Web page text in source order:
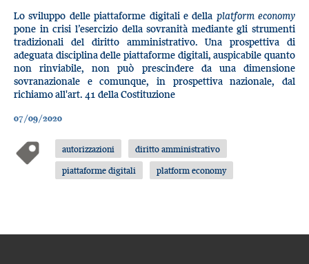
Lo sviluppo delle piattaforme digitali e della platform economy
pone in crisi l’esercizio della sovranità mediante gli strumenti
tradizionali del diritto amministrativo. Una prospettiva di
adeguata disciplina delle piattaforme digitali, auspicabile quanto
non rinviabile, non può prescindere da una dimensione
sovranazionale e comunque, in prospettiva nazionale, dal
richiamo all'art. 41 della Costituzione
07/09/2020
autorizzazioni
diritto amministrativo
piattaforme digitali
platform economy